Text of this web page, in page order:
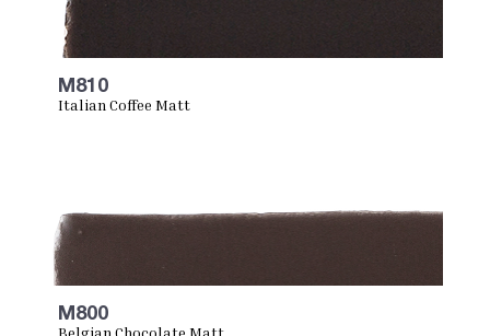
M810
Italian Coffee Matt
M800
Belgian Chocolate Matt